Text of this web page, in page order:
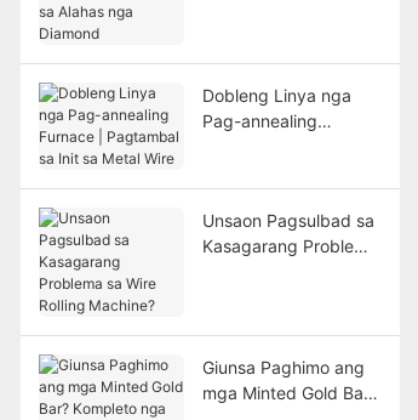
Dobleng Linya nga
Pag-annealing
Unsaon Pagsulbad sa
Kasagarang Problema
Giunsa Paghimo ang
mga Minted Gold Bar?